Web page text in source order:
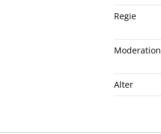
Regie
Moderation
Alter